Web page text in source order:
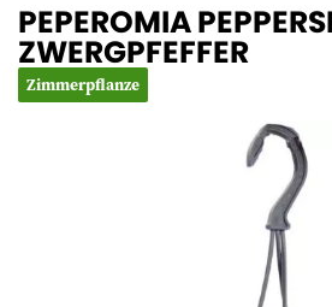
PEPEROMIA
ZWERGPFEFFER
Zimmerpflanze